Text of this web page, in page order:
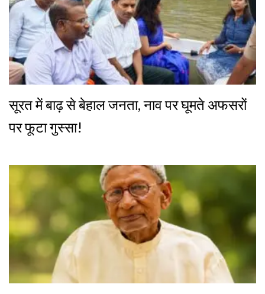
सूरत में बाढ़ से बेहाल जनता, नाव पर घूमते अफसरों
पर फूटा गुस्सा!